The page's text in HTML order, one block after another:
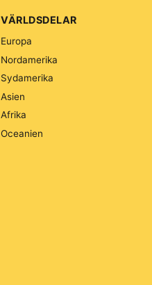
VÄRLDSDELAR
Europa
Nordamerika
Sydamerika
Asien
Afrika
Oceanien